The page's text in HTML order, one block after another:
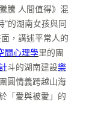
騰 人間值得》混
”的湖南女孩與同
，講述平常人的
間心理學里的團
斗的湖南建設樂
圓情義跨越山海
「愛與被愛」的